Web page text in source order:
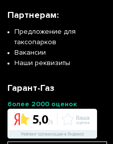
Партнерам:
Предложение для
таксопарков
Вакансии
Наши реквизиты
Гарант-Газ
более 2000 оценок